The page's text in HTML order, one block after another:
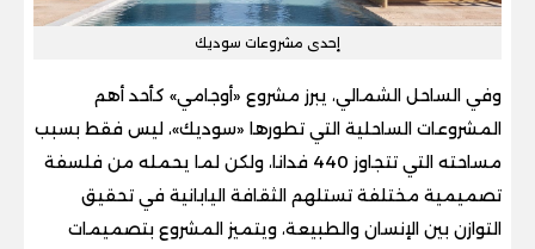
إحدى مشروعات سوديك
وفي الساحل الشمالي، يبرز مشروع «أوجامي» كأحد أهم
المشروعات الساحلية التي تطورها «سوديك»، ليس فقط بسبب
مساحته التي تتجاوز 440 فدانا، ولكن لما يحمله من فلسفة
تصميمية مختلفة تستلهم الثقافة اليابانية في تحقيق
التوازن بين الإنسان والطبيعة، ويتميز المشروع بتصميمات